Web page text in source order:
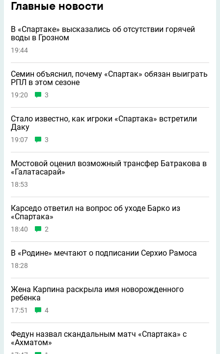
Главные новости
В «Спартаке» высказались об отсутствии горячей
воды в Грозном
19:44
Семин объяснил, почему «Спартак» обязан выиграть
РПЛ в этом сезоне
19:20 3
Стало известно, как игроки «Спартака» встретили
Даку
19:07 3
Мостовой оценил возможный трансфер Батракова в
«Галатасарай»
18:53
Карседо ответил на вопрос об уходе Барко из
«Спартака»
18:40 2
В «Родине» мечтают о подписании Серхио Рамоса
18:28
Жена Карпина раскрыла имя новорождeнного
ребeнка
17:51 4
Федун назвал скандальным матч «Спартака» с
«Ахматом»